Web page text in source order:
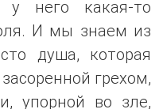
у него какая-то
И мы знаем из
душа, которая
грехом,
упорной во зле,